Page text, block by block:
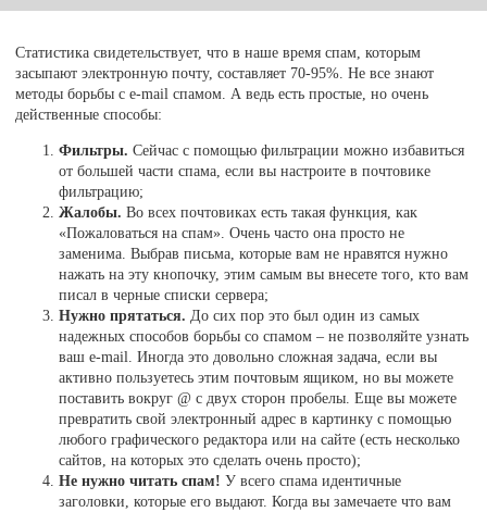
Статистика свидетельствует, что в наше время спам, которым
засыпают электронную почту, составляет 70-95%. Не все знают
методы борьбы с e-mail спамом. А ведь есть простые, но очень
действенные способы:
Фильтры. Сейчас с помощью фильтрации можно избавиться
от большей части спама, если вы настроите в почтовике
фильтрацию;
Жалобы. Во всех почтовиках есть такая функция, как
«Пожаловаться на спам». Очень часто она просто не
заменима. Выбрав письма, которые вам не нравятся нужно
нажать на эту кнопочку, этим самым вы внесете того, кто вам
писал в черные списки сервера;
Нужно прятаться. До сих пор это был один из самых
надежных способов борьбы со спамом – не позволяйте узнать
ваш e-mail. Иногда это довольно сложная задача, если вы
активно пользуетесь этим почтовым ящиком, но вы можете
поставить вокруг @ с двух сторон пробелы. Еще вы можете
превратить свой электронный адрес в картинку с помощью
любого графического редактора или на сайте (есть несколько
сайтов, на которых это сделать очень просто);
Не нужно читать спам! У всего спама идентичные
заголовки, которые его выдают. Когда вы замечаете что вам